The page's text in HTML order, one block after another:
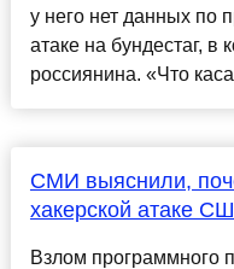
у него нет данных по
атаке на бундестаг, в
россиянина. «Что
СМИ выяснили,
хакерской атаке
Взлом программного